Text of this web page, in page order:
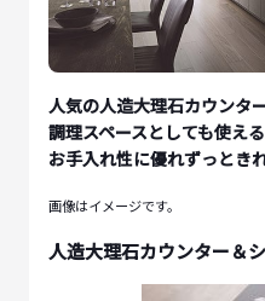
人気の人造大理石カウンタ
調理スペースとしても使える
お手入れ性に優れずっとき
画像はイメージです。
人造大理石カウンター＆